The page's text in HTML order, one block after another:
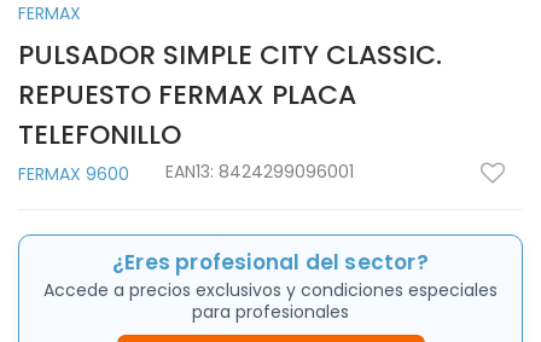
FERMAX
PULSADOR SIMPLE CITY CLASSIC.
REPUESTO FERMAX PLACA
TELEFONILLO
FERMAX 9600 EAN13: 8424299096001
¿Eres profesional del sector?
Accede a precios exclusivos y condiciones especiales
para profesionales